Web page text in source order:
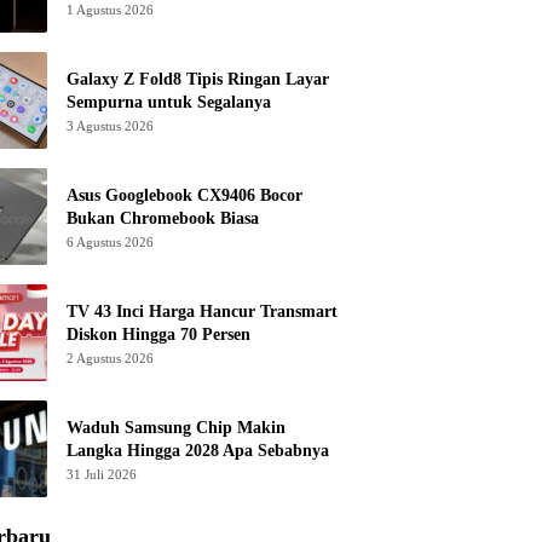
1 Agustus 2026
Galaxy Z Fold8 Tipis Ringan Layar
Sempurna untuk Segalanya
3 Agustus 2026
Asus Googlebook CX9406 Bocor
Bukan Chromebook Biasa
6 Agustus 2026
TV 43 Inci Harga Hancur Transmart
Diskon Hingga 70 Persen
2 Agustus 2026
Waduh Samsung Chip Makin
Langka Hingga 2028 Apa Sebabnya
31 Juli 2026